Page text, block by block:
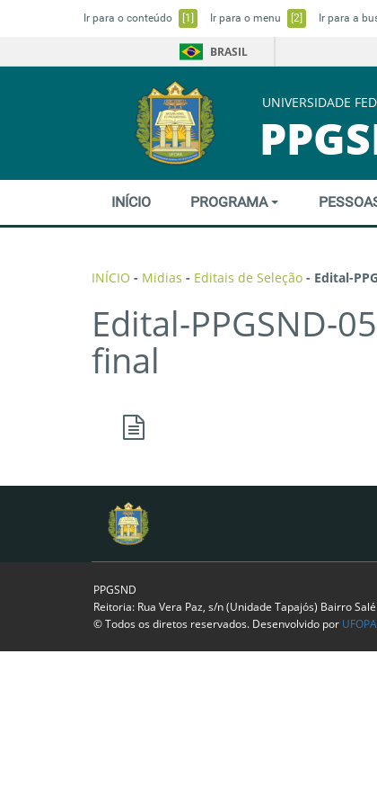
Ir para o conteúdo [1] Ir para o menu [2] Ir para a
BRASIL
UNIVERSIDADE
INÍCIO PROGRAMA
INÍCIO - Midias - Editais de Seleção - Edital-
Edital-PPGSND-
final
PPGSND
Reitoria: Rua Vera Paz, s/n (Unidade Tapajós) Bairro
© Todos os diretos reservados. Desenvolvido por